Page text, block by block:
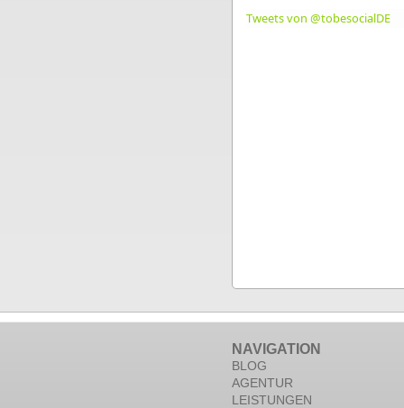
Tweets von @tobesocialDE
NAVIGATION
BLOG
AGENTUR
LEISTUNGEN